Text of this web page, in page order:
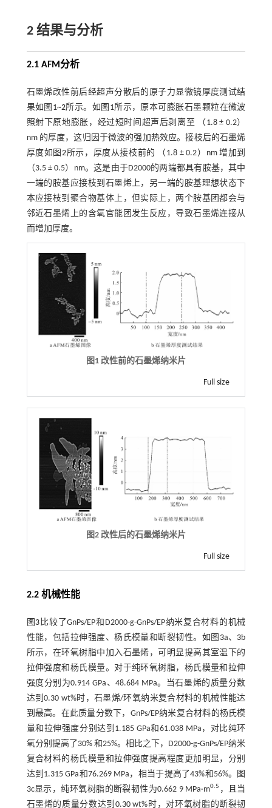
2 结果与分析
2.1 AFM分析
石墨烯改性前后经超声分散后的原子力显微镜厚度测试结
果如图 1~2所示。如 图1所示，原本可膨胀石墨颗粒在微波
照射下原地膨胀，经过短时间超声后剥离至 （1.8 ± 0.2）
nm 的厚度，这归因于微波的强加热效应。接枝后的石墨烯
厚度如 图2所示，厚度从接枝前的 （1.8 ± 0.2）nm 增加到
（3.5 ± 0.5）nm。这是由于D2000的两端都具有胺基，其中
一端的胺基应接枝到石墨烯上，另一端的胺基理想状态下
本应接枝到聚合物基体上，但实际上，两个胺基团都会与
邻近石墨烯上的含氧官能团发生反应，导致石墨烯连接从
而增加厚度。
图1 改性前的石墨烯纳米片
Full size
图2 改性后的石墨烯纳米片
Full size
2.2 机械性能
图3 比较了GnPs/EP和D2000-g-GnPs/EP纳米复合材料的机械
性能，包括拉伸强度、杨氏模量和断裂韧性。如图 3a、 3b
所示，在环氧树脂中加入石墨烯，可明显提高其室温下的
拉伸强度和杨氏模量。对于纯环氧树脂，杨氏模量和拉伸
强度分别为0.914 GPa、48.684 MPa。当石墨烯的质量分数
达到0.30 wt%时，石墨烯/环氧纳米复合材料的机械性能达
到最高。在此质量分数下，GnPs/EP纳米复合材料的杨氏模
量和拉伸强度分别达到1.185 GPa和61.038 MPa，对比纯环
氧分别提高了30% 和25%。相比之下，D2000-g-GnPs/EP纳米
复合材料的杨氏模量和拉伸强度提高程度更加明显，分别
达到1.315 GPa和76.269 MPa，相当于提高了43%和56%。
图
3c显示，纯环氧树脂的断裂韧性为0.662 9 MPa·m0.5 ，且当
石墨烯的质量分数达到0.30 wt%时，对环氧树脂的断裂韧